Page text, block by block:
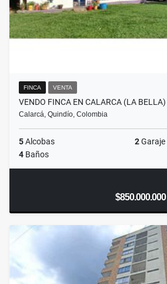
FINCA VENTA
VENDO FINCA EN CALARCA (LA BELLA)
Calarcá, Quindío, Colombia
5Alcobas 2Garaje
4 Baños
$850.000.000